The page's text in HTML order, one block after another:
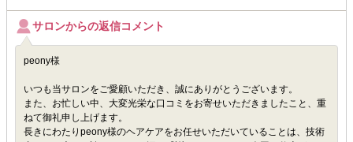
サロンからの返信コメント
peony様
いつも当サロンをご愛顧いただき、誠にありがとうございます。
また、お忙しい中、大変光栄な口コミをお寄せいただきましたこと、重
ねて御礼申し上げます。
長きにわたりpeony様のヘアケアをお任せいただいていることは、技術